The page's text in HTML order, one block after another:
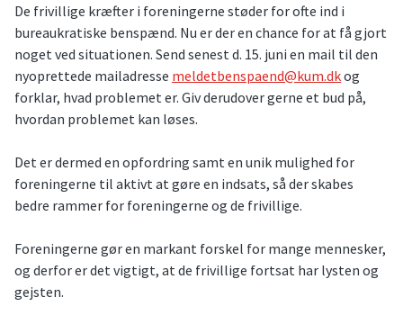
De frivillige kræfter i foreningerne støder for ofte ind i
bureaukratiske benspænd. Nu er der en chance for at få gjort
noget ved situationen. Send senest d. 15. juni en mail til den
nyoprettede mailadresse meldetbenspaend@kum.dkog
forklar, hvad problemet er. Giv derudover gerne et bud på,
hvordan problemet kan løses.
Det er dermed en opfordring samt en unik mulighed for
foreningerne til aktivt at gøre en indsats, så der skabes
bedre rammer for foreningerne og de frivillige.
Foreningerne gør en markant forskel for mange mennesker,
og derfor er det vigtigt, at de frivillige fortsat har lysten og
gejsten.